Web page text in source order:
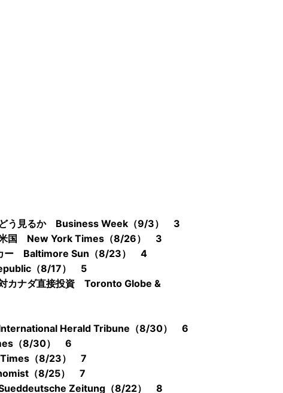
どう見るか Business Week（9/3） 3
米国 New York Times（8/26） 3
ー Baltimore Sun（8/23） 4
（8/17） 5
カナダ直接投資 Toronto Globe &
Herald Tribune（8/30） 6
（8/30） 6
Times（8/23） 7
（8/25） 7
Zeitung（8/22） 8